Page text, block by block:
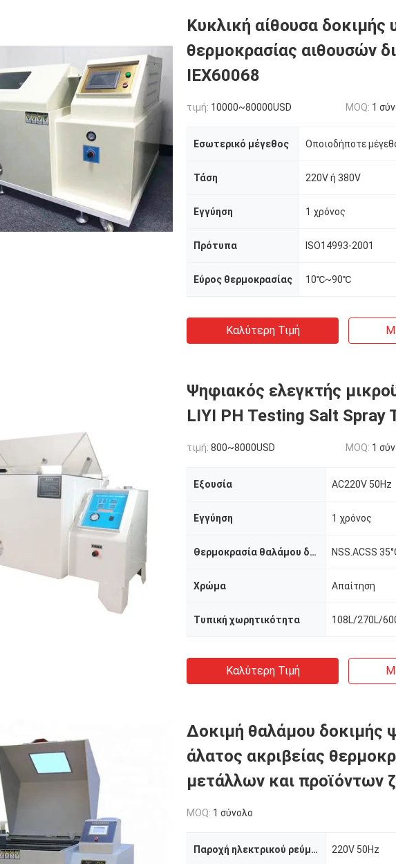
Κυκλική αίθουσα δοκιμής
θερμοκρασίας αιθουσών
IEX60068
τιμή: 10000~80000USD MOQ: 1
Εσωτερικό μέγεθος
Τάση 220V ή 380V
Εγγύηση 1 χρόνος
Πρότυπα ISO14993-2001
Εύρος θερμοκρασίας 10℃~90℃
Καλύτερη Τιμή
Ψηφιακός ελεγκτής
LIYI PH Testing Salt Spray
τιμή: 800~8000USD MOQ: 1
Εξουσία AC220V 50Hz
Εγγύηση 1 χρόνος
Θερμοκρασία θαλάμου δοκιμής NSS.ACSS
Χρώμα Απαίτηση
Τυπική χωρητικότητα
Καλύτερη Τιμή
Δοκιμή θαλάμου δοκιμής
άλατος ακριβείας
μετάλλων και προϊόντων
MOQ: 1 σύνολο
Παροχή ηλεκτρικού ρεύματος 220V 50Hz